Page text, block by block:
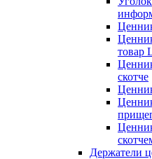
товар
скотче
Держатели